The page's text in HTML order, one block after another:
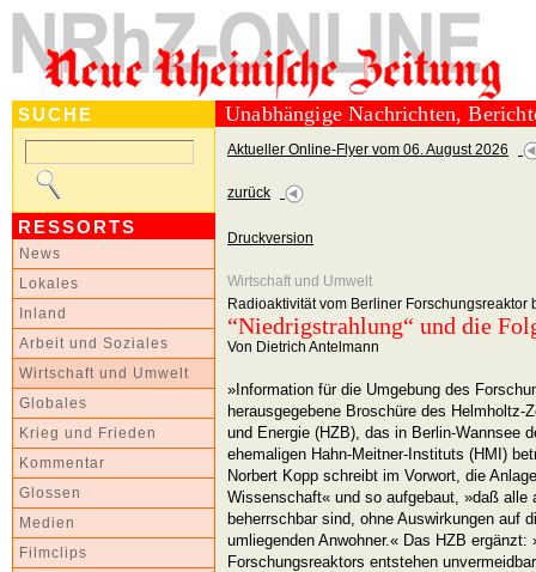
SUCHE
RESSORTS
News
Lokales
Inland
Arbeit und Soziales
Wirtschaft und Umwelt
Globales
Krieg und Frieden
Kommentar
Glossen
Medien
Filmclips
Unabhängige Nachrichten,
Aktueller Online-Flyer vom 06. August 2026
zurück
Druckversion
Wirtschaft und Umwelt
Radioaktivität vom Berliner Forschungsreaktor
“Niedrigstrahlung“ und die
Von Dietrich Antelmann
»Information für die Umgebung des
herausgegebene Broschüre des Helmholtz-
und Energie (HZB), das in Berlin-Wannsee
ehemaligen Hahn-Meitner-Instituts (HMI)
Norbert Kopp schreibt im Vorwort, die
Wissenschaft« und so aufgebaut, »daß alle
beherrschbar sind, ohne Auswirkungen auf
umliegenden Anwohner.« Das HZB ergänzt:
Forschungsreaktors entstehen